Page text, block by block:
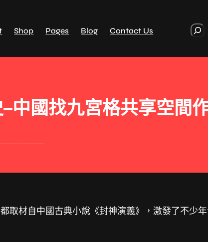
Shop Pages Blog Contact Us
r
中國找九宮格共享空間
取材自中國古典小說《封神演義》，激發了不少